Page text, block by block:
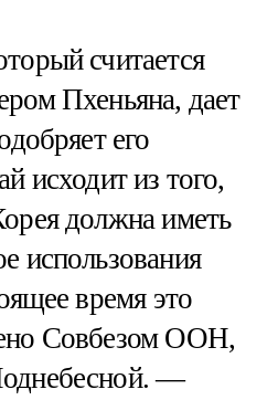
считается
Пхеньяна, дает
его
исходит из того,
должна иметь
использования
время это
Совбезом ООН,
—